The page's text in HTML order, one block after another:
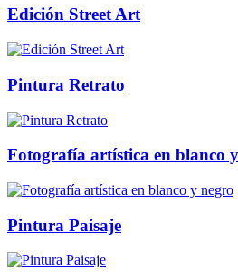
Edición Street Art
Pintura Retrato
Fotografía artística en blanco
Pintura Paisaje